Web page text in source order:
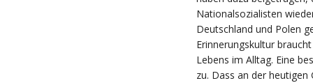
Nationalsozialisten
Deutschland und Polen
Erinnerungskultur
Lebens im Alltag. Eine
zu. Dass an der